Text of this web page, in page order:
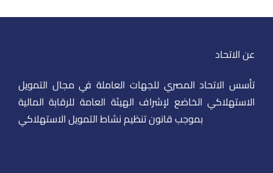
عن الاتحاد
تأسس الاتحاد المصري للجهات العاملة في مجال التمويل
الاستهلاكي الخاضع لإشراف الهيئة العامة للرقابة المالية
بموجب قانون تنظيم نشاط التمويل الاستهلاكي